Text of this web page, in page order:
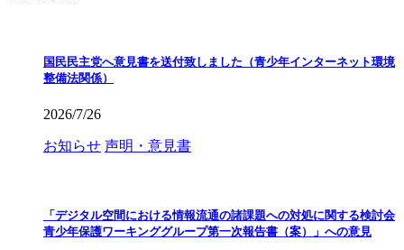
国民民主党へ意見書を送付致しました（青少年インターネット環境
整備法関係）
2026/7/26
お知らせ 声明・意見書
「デジタル空間における情報流通の諸課題への対処に関する検討会
青少年保護ワーキンググループ第一次報告書（案）」への意見